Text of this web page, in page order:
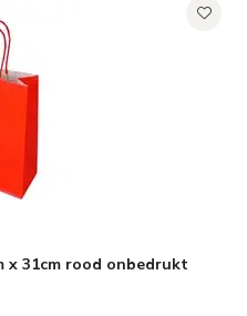
x 31cm rood onbedrukt